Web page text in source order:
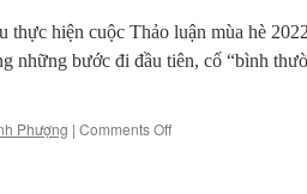
thực hiện cuộc Thảo luận mùa hè
những bước đi đầu tiên, cố “bình
Phượng | Comments Offon